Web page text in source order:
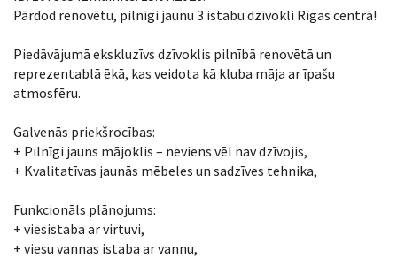
Novērtēt īpašumu
Uzņēmums
Kontakti
Pārdod renovētu, pilnīgi jaunu 3 istabu dzīvokli Rīgas centrā!
Piedāvājumā ekskluzīvs dzīvoklis pilnībā renovētā un
reprezentablā ēkā, kas veidota kā kluba māja ar īpašu
atmosfēru.
Galvenās priekšrocības:
+ Pilnīgi jauns mājoklis – neviens vēl nav dzīvojis,
+ Kvalitatīvas jaunās mēbeles un sadzīves tehnika,
Funkcionāls plānojums:
+ viesistaba ar virtuvi,
+ viesu vannas istaba ar vannu,